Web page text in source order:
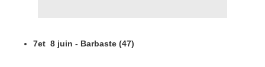
7et 8 juin - Barbaste (47)